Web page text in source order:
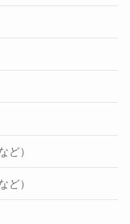
ど）
ど）